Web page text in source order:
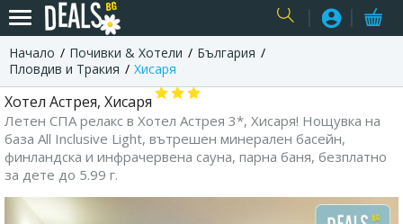
Начало Почивки & Хотели
България
Пловдив и Тракия
Хисаря
Хотел Астрея, Хисаря
Летен СПА релакс в Хотел Астрея 3*, Хисаря! Нощувка на
база All Inclusive Light, вътрешен минерален басейн,
финландска и инфрачервена сауна, парна баня, безплатно
за дете до 5.99 г.